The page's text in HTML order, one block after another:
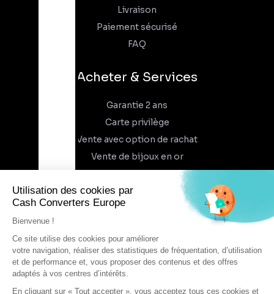
Livraison
Paiement sécurisé
FAQ
Acheter & Services
Garantie 2 ans
Carte privilège
Vente avec option de rachat
Vente de bijoux en or
À propos
Recrutement
Trouvez un magasin